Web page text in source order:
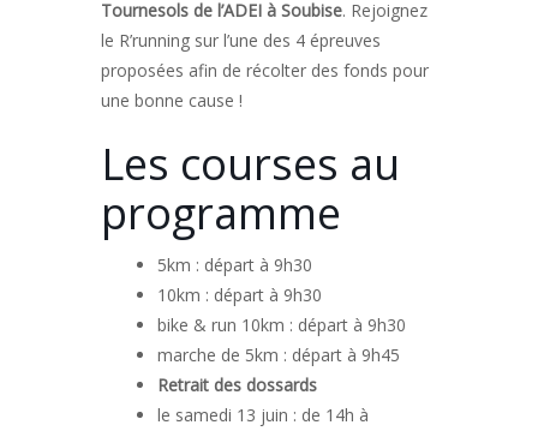
Tournesols de l’ADEI à Soubise. Rejoignez
le R’running sur l’une des 4 épreuves
proposées afin de récolter des fonds pour
une bonne cause !
Les courses au
programme
5km : départ à 9h30
10km : départ à 9h30
bike & run 10km : départ à 9h30
marche de 5km : départ à 9h45
Retrait des dossards
le samedi 13 juin : de 14h à